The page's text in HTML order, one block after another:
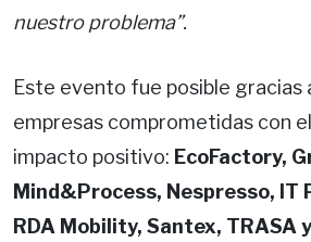
nuestro problema”.
Este evento fue posible gracias
empresas comprometidas con
impacto positivo: EcoFactory,
Mind&Process, Nespresso, IT
RDA Mobility, Santex, TRASA